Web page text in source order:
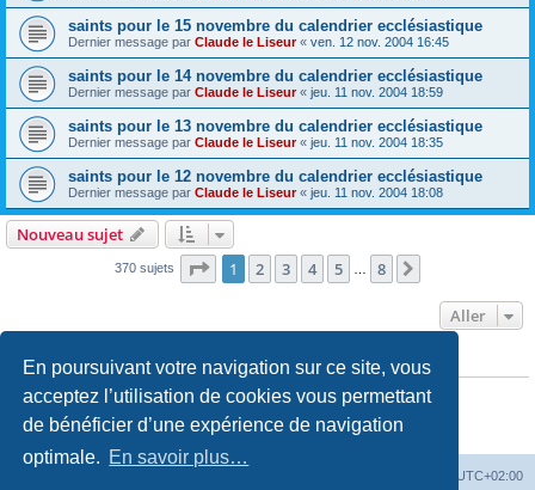
En poursuivant votre navigation sur ce site, vous
acceptez l’utilisation de cookies vous permettant
de bénéficier d’une expérience de navigation
optimale. En savoir plus…
saints pour le 15 novembre du calendrier ecclésiastique
Dernier message par Claude le Liseur« ven. 12 nov. 2004 16:45
saints pour le 14 novembre du calendrier ecclésiastique
Dernier message par Claude le Liseur« jeu. 11 nov. 2004 18:59
saints pour le 13 novembre du calendrier ecclésiastique
Dernier message par Claude le Liseur« jeu. 11 nov. 2004 18:35
saints pour le 12 novembre du calendrier ecclésiastique
Dernier message par Claude le Liseur« jeu. 11 nov. 2004 18:08
Nouveau sujet
370 sujets Page 1sur8
1 2 3 4 5 8
Aller
PERMISSIONS DU FORUM
Vousne pouvez paspublier de nouveaux sujets dans ce forum
Vousne pouvez pasrépondre aux sujets dans ce forum
Vousne pouvez pasmodifier vos messages dans ce forum
supprimer vos messages dans ce forum
UTC+02:00